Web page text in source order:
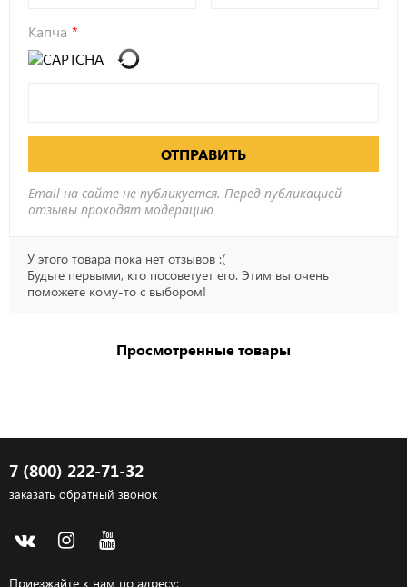
Капча
ОТПРАВИТЬ
Email на сайте не публикуется. Перед публикацией
отзывы проходят модерацию
У этого товара пока нет отзывов :(
Будьте первыми, кто посоветует его. Этим вы очень
поможете кому-то с выбором!
Просмотренные товары
7 (800) 222-71-32
заказать обратный звонок
Приезжайте к нам по адресу: